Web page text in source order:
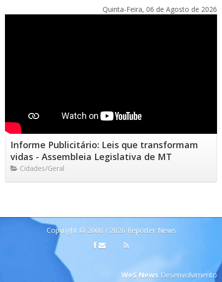
Quinta-Feira, 06 de Agosto de 2026
Informe Publicitário: Leis que transformam
vidas - Assembleia Legislativa de MT
Cidades/Geral
Copyright © 2008 / 2026 Repórter News
WeS News Desenvolvimento